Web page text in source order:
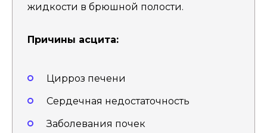
жидкости в брюшной полости.
Причины асцита:
Цирроз печени
Сердечная недостаточность
Заболевания почек